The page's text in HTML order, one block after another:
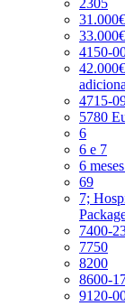
4150-
4715-
5780
6
6 e 7
6
69
7;
7400-
7750
8200
8600-
9120-